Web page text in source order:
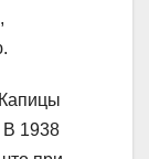
В 1938